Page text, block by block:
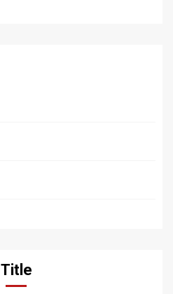
Title